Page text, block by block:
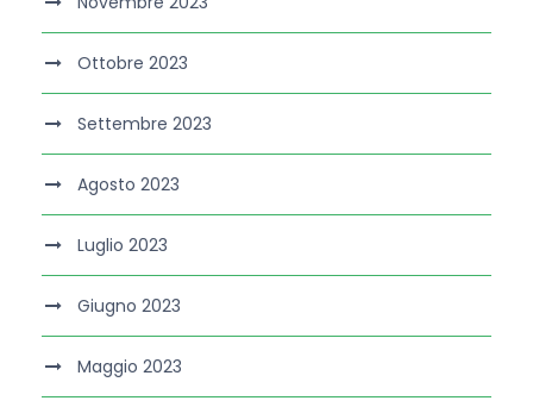
Ottobre 2023
Settembre 2023
Agosto 2023
Luglio 2023
Giugno 2023
Maggio 2023